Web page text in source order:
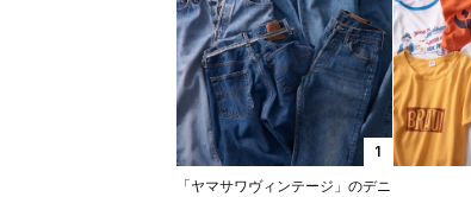
1
「ヤマサワヴィンテージ」のデニ